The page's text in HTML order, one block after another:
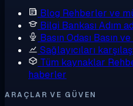
Blog Rehberler ve
Bilgi Bankası Adım
Basın Odası Basın
Sağlayıcıları
Tüm kaynaklar
haberler
ARAÇLAR VE GÜVEN